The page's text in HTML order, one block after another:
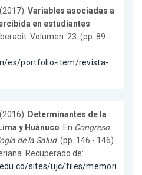
(2017).Variables asociadas a
en estudiantes
Volumen: 23. (pp. 89 -
es/portfolio-item/revista-
(2016). Determinantes de la
y Huánuco. En Congreso
de la Salud. (pp. 146 - 146).
Recuperado de:
sites/ujc/files/memori